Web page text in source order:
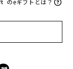
のeギフトとは？